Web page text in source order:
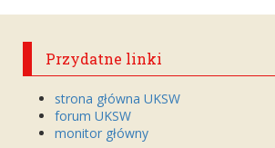
Przydatne linki
strona główna UKSW
forum UKSW
monitor główny